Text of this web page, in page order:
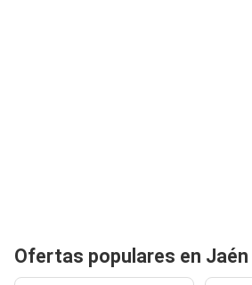
Ofertas populares en Jaén